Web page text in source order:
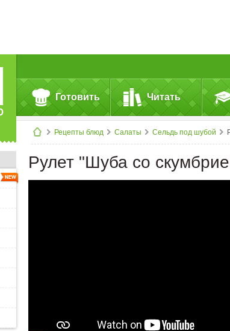
Готовить Читать
Рецепты блюд Салаты Сельдь под шубой
Рулет "Шуба со